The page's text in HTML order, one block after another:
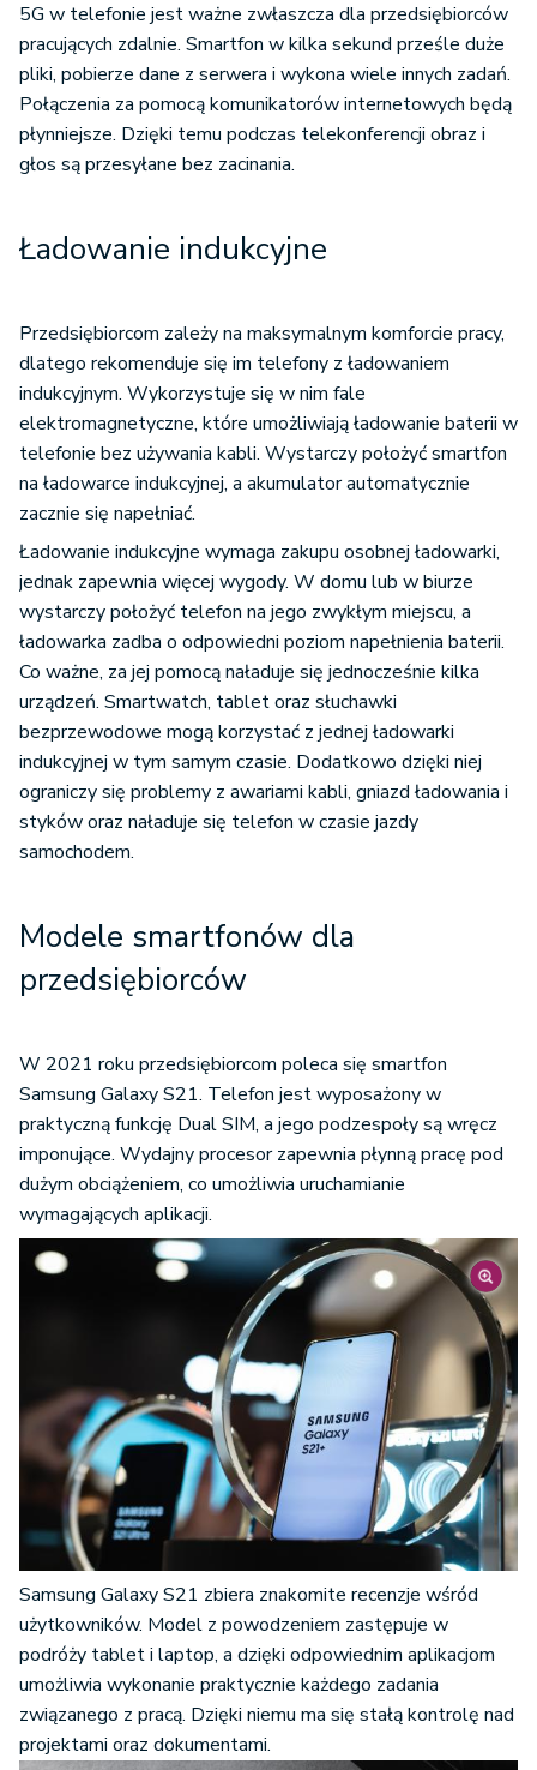
5G w telefonie jest ważne zwłaszcza dla przedsiębiorców
pracujących zdalnie. Smartfon w kilka sekund prześle duże
pliki, pobierze dane z serwera i wykona wiele innych zadań.
Połączenia za pomocą komunikatorów internetowych będą
płynniejsze. Dzięki temu podczas telekonferencji obraz i
głos są przesyłane bez zacinania.
Ładowanie indukcyjne
Przedsiębiorcom zależy na maksymalnym komforcie pracy,
dlatego rekomenduje się im telefony z ładowaniem
indukcyjnym. Wykorzystuje się w nim fale
elektromagnetyczne, które umożliwiają ładowanie baterii w
telefonie bez używania kabli. Wystarczy położyć smartfon
na ładowarce indukcyjnej, a akumulator automatycznie
zacznie się napełniać.
Ładowanie indukcyjne wymaga zakupu osobnej ładowarki,
jednak zapewnia więcej wygody. W domu lub w biurze
wystarczy położyć telefon na jego zwykłym miejscu, a
ładowarka zadba o odpowiedni poziom napełnienia baterii.
Co ważne, za jej pomocą naładuje się jednocześnie kilka
urządzeń. Smartwatch, tablet oraz słuchawki
bezprzewodowe mogą korzystać z jednej ładowarki
indukcyjnej w tym samym czasie. Dodatkowo dzięki niej
ograniczy się problemy z awariami kabli, gniazd ładowania i
styków oraz naładuje się telefon w czasie jazdy
samochodem.
Modele smartfonów dla
przedsiębiorców
W 2021 roku przedsiębiorcom poleca się smartfon
Samsung Galaxy S21. Telefon jest wyposażony w
praktyczną funkcję Dual SIM, a jego podzespoły są wręcz
imponujące. Wydajny procesor zapewnia płynną pracę pod
dużym obciążeniem, co umożliwia uruchamianie
wymagających aplikacji.
Samsung Galaxy S21 zbiera znakomite recenzje wśród
użytkowników. Model z powodzeniem zastępuje w
podróży tablet i laptop, a dzięki odpowiednim aplikacjom
umożliwia wykonanie praktycznie każdego zadania
związanego z pracą. Dzięki niemu ma się stałą kontrolę nad
projektami oraz dokumentami.